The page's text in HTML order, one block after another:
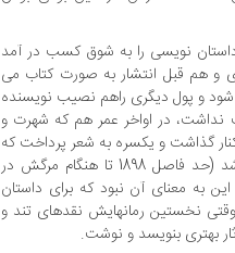
نویسی را به شوق کسب در آمد
و هم قبل انتشار به صورت کتاب می
و پول دیگری راهم نصیب نویسنده
نداشت، در اواخر عمر هم که شهرت و
گذاشت و یکسره به شعر پرداخت که
تقریبا سه دهه پایانی عمرش را شامل می شد (حد فاصل 1898 تا هنگام مرگش در
این به معنای آن نبود که برای داستان
نخستین رمانهایش نقدهای تند و
بهتری بنویسد و نوشت.